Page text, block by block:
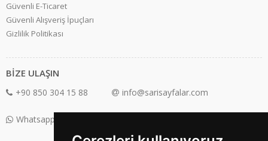
Güvenli E-Ticaret
Güvenli Alışveriş İpuçları
Gizlilik Politikası
BİZE ULAŞIN
+90 850 304 15 88 info@sarisayfalar.com
Whatsapp Destek: +90 850 304 15 88